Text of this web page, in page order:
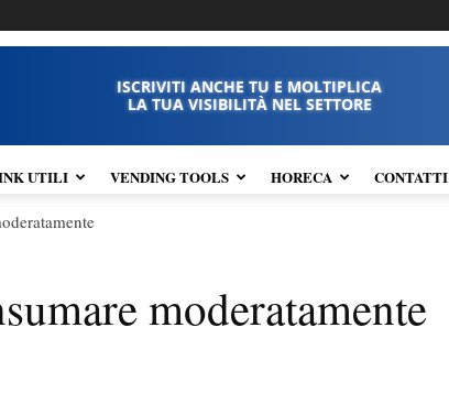
ISCRIVITI ANCHE TU E MOLTIPLICA
LA TUA VISIBILITÀ NEL SETTORE
UTILI VENDING TOOLS HORECA CONTATTI
moderatamente